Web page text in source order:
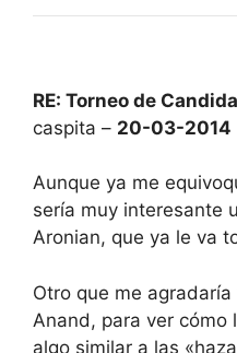
RE: Torneo de
caspita – 20-03-2014
Aunque ya me
sería muy interesante
Aronian, que ya le va
Otro que me
Anand, para ver cómo
algo similar a las